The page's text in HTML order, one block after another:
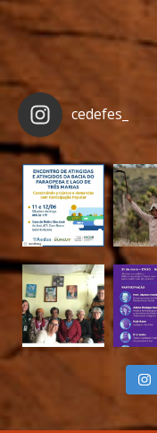
cedefes_